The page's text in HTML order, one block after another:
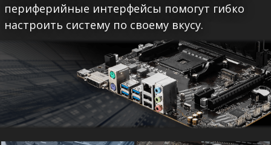
периферийные интерфейсы помогут гибко
настроить систему по своему вкусу.